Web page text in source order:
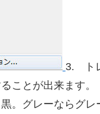
3. ト
ることが出来ま
黒。グレーなら